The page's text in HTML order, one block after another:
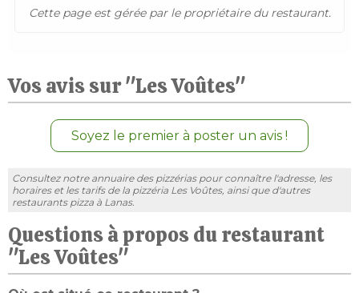
Cette page est gérée par le propriétaire du restaurant.
Vos avis sur "Les Voûtes"
Soyez le premier à poster un avis !
Consultez notre annuaire des pizzérias pour connaître l'adresse, les
horaires et les tarifs de la pizzéria Les Voûtes, ainsi que d'autres
restaurants pizza à Lanas.
Questions à propos du restaurant
"Les Voûtes"